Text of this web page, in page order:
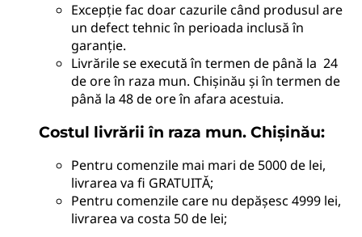
Excepție fac doar cazurile când produsul are
un defect tehnic în perioada inclusă în
garanție.
Livrările se execută în termen de până la 24
de ore în raza mun. Chișinău și în termen de
până la 48 de ore în afara acestuia.
Costul livrării în raza mun. Chișinău:
Pentru comenzile mai mari de 5000 de lei,
livrarea va fi GRATUITĂ;
Pentru comenzile care nu depășesc 4999 lei,
livrarea va costa 50 de lei;